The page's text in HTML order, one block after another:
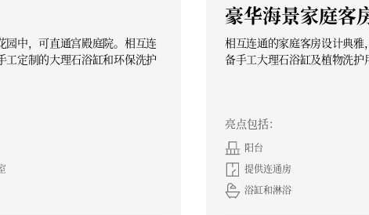
园中，可直通宫殿庭院。相互连
工定制的大理石浴缸和环保洗护
豪华海景家庭客
相互连通的家庭客房设计典
备手工大理石浴缸及植物洗护
亮点包括：
阳台
提供连通房
浴缸和淋浴